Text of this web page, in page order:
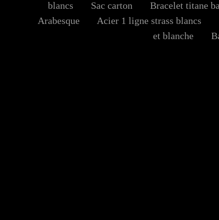
blancs
Sac carton
Bracelet titane
Arabesque
Acier 1 ligne strass blancs
et blanche